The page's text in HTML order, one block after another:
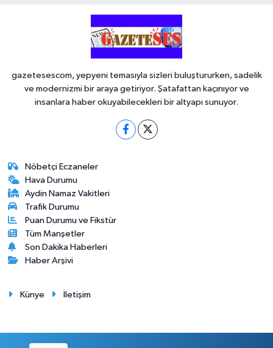
gazetesescom, yepyeni temasıyla sizleri buluştururken, sadelik
ve modernizmi bir araya getiriyor. Şatafattan kaçınıyor ve
insanlara haber okuyabilecekleri bir altyapı sunuyor.
Nöbetçi Eczaneler
Hava Durumu
Aydin Namaz Vakitleri
Trafik Durumu
Puan Durumu ve Fikstür
Tüm Manşetler
Son Dakika Haberleri
Haber Arşivi
Künye İletişim